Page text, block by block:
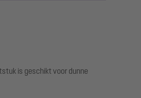
is geschikt voor dunne